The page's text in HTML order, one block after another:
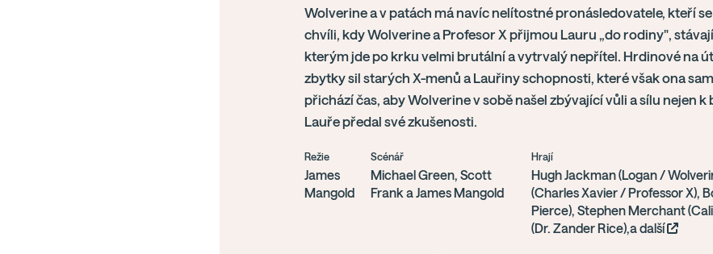
Wolverine a v patách má navíc nelítostné pronásledovatele, kteří
chvíli, kdy Wolverine a Profesor X přijmou Lauru „do rodiny",
kterým jde po krku velmi brutální a vytrvalý nepřítel. Hrdinové na
zbytky sil starých X-menů a Lauřiny schopnosti, které však ona
přichází čas, aby Wolverine v sobě našel zbývající vůli a sílu nejen k
Lauře předal své zkušenosti.
Režie
James
Mangold
Scénář
Michael Green, Scott
Frank a James Mangold
Hrají
Hugh Jackman (Logan /
(Charles Xavier / Professor X),
Pierce), Stephen Merchant
(Dr. Zander Rice),a další